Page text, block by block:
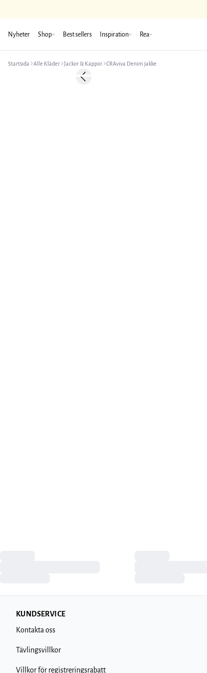
Nyheter Shop Best sellers Inspiration Rea
Startsida Alle Kläder Jackor & Kappor CRAviva Denim jakke
-50%Previous slide
KUNDSERVICE
Kontakta oss
Tävlingsvillkor
Villkor för registreringsrabatt